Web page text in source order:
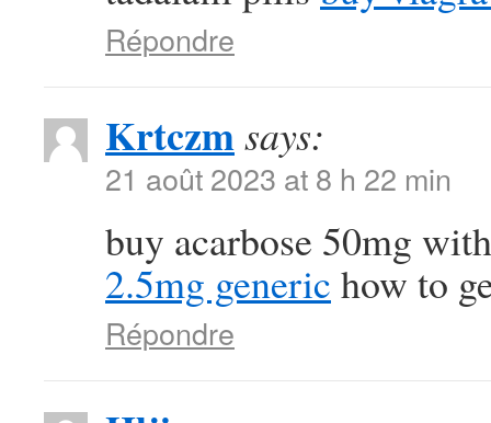
Répondre
Krtczmsays:
21 août 2023 at 8 h 22 min
buy acarbose 50mg
2.5mg generic how to
Répondre